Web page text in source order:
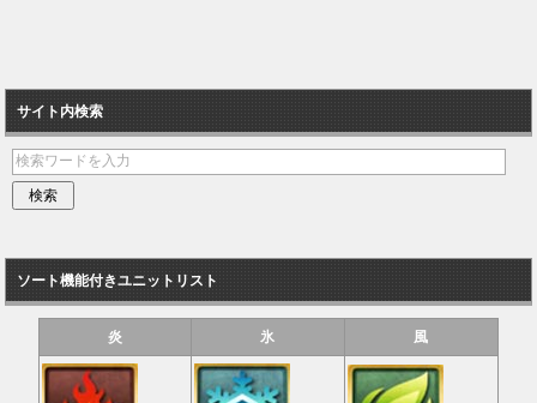
サイト内検索
ソート機能付きユニットリスト
炎 氷 風